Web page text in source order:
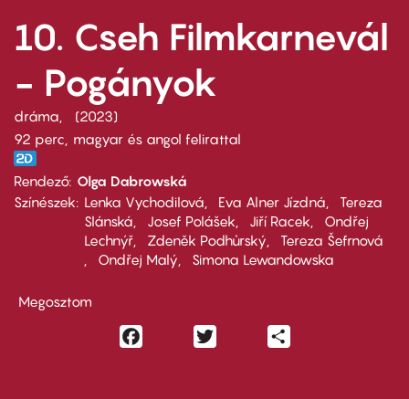
10. Cseh Filmkarnevál
- Pogányok
dráma
2023
92 perc,
magyar és angol felirattal
Rendező Olga Dabrowská
Színészek
Lenka Vychodilová Eva Alner Jízdná
Tereza
Slánská
Josef Polášek Jiří Racek
Ondřej
Lechnýř
Zdeněk Podhůrský
Tereza Šefrnová
Ondřej Malý
Simona Lewandowska
Megosztom
Facebook